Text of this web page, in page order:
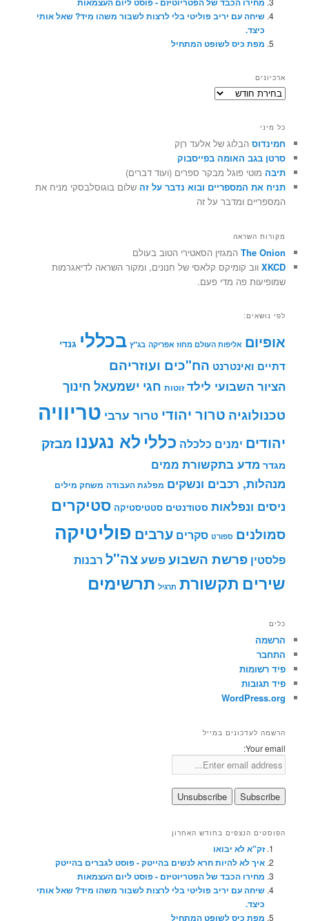
שיחה עם יריב פוליטי בלי לרצות לשבור משהו מיד? שאל אותי
כיצד.
מפת כיס לשופט המתחיל
ארכיונים
ארכיונים
כל מיני
חמינדוס הבלוג של אלעד רוֶק
סרטן בגב האומה בפייסבוק
תיבה מוטי פוגל מבקר ספרים (ועוד דברים)
תניח את המספריים ובוא נדבר על זה שלום בוגוסלבסקי מניח את
המספריים ומדבר על זה
מקורות השראה
The Onion המגזין הסאטירי הטוב בעולם
XKCD ווב קומיקס קלאסי של חנונים, ומקור השראה לדיאגרמות
שמופיעות פה מדי פעם.
לפי נושאים:
אופיום אליפות העולם מחוז אפריקה בג"ץ בכללי גנדי
דתיים ואינטרנט הח"כים ועוזריהם
הציור השבועי לילד זוטות חגי ישמעאל חינוך
טכנולוגיה טרור יהודי טרור ערבי טריוויה
יהודים ימנים כלכלה כללי לא נגענו מבזק
מגדר מדע בתקשורת ממים
מנהלות, רכבים ונשקים מפלגת העבודה משחק מילים
ניסים ונפלאות סטודנטים סטטיסטיקה סטיקרים
סמולנים ספורט סקרים ערבים פוליטיקה
פלסטין פרשת השבועפשעצה"ל רבנות
שירים תקשורת תרגיל תרשימים
כלים
הרשמה
התחבר
פיד רשומות
פיד תגובות
WordPress.org
הרשמה לעדכונים במייל
Your email:
הפוסטים הנצפים בחודש האחרון
זק"א לא יבואו
איך לא להיות חרא לנשים בהייטק - פוסט לגברים בהייטק
מחירו הכבד של הפטריוטיזם - פוסט ליום העצמאות
שיחה עם יריב פוליטי בלי לרצות לשבור משהו מיד? שאל אותי
כיצד.
מפת כיס לשופט המתחיל